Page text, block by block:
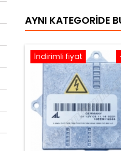
AYNI KATEGORIDE
İndirimli fiyat